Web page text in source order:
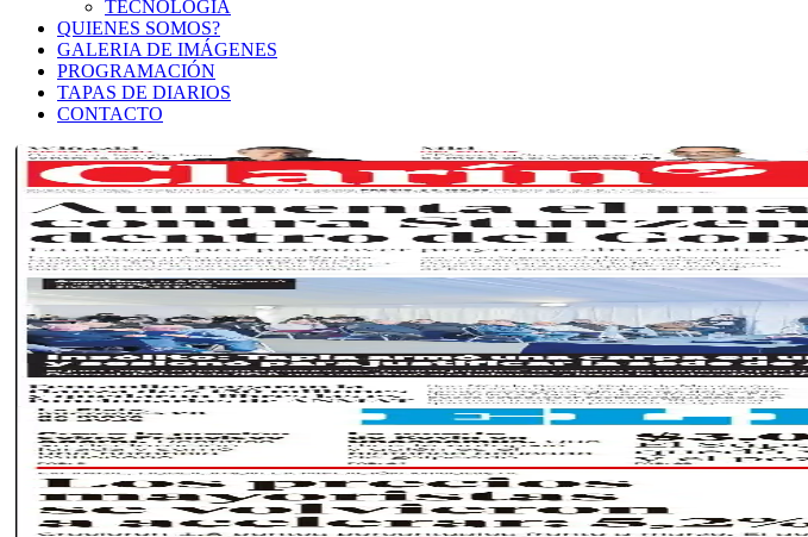
TECNOLOGIA
QUIENES SOMOS?
GALERIA DE IMÁGENES
PROGRAMACIÓN
TAPAS DE DIARIOS
CONTACTO